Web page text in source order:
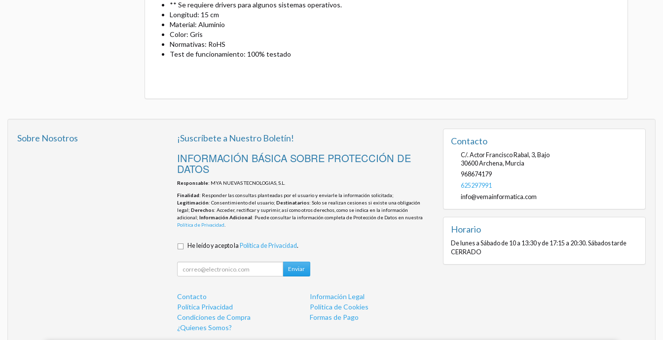
** Se requiere drivers para algunos sistemas operativos.
Longitud: 15 cm
Material: Aluminio
Color: Gris
Normativas: RoHS
Test de funcionamiento: 100% testado
Sobre Nosotros ¡Suscríbete a Nuestro Boletín!
INFORMACIÓN BÁSICA SOBRE PROTECCIÓN DE
DATOS
Responsable: MYA NUEVAS TECNOLOGIAS, S.L.
Finalidad: Responder las consultas planteadas por el usuario y enviarle la información solicitada;
Legitimación: Consentimiento del usuario; Destinatarios: Solo se realizan cesiones si existe una obligación
legal; Derechos: Acceder, rectificar y suprimir, así como otros derechos, como se indica en la información
adicional; Información Adicional: Puede consultar la información completa de Protección de Datos en nuestra
Política de Privacidad
He leído y acepto la Política de Privacidad.
Enviar
Contacto
Información Legal
Política Privacidad
Política de Cookies
Condiciones de Compra
Formas de Pago
¿Quienes Somos?
Contacto
C/. Actor Francisco Rabal, 3, Bajo
30600Archena, Murcia
968674179
625297991
info@vemainformatica.com
Horario
De lunes a Sábado de 10 a 13:30 y de 17:15 a 20:30. Sábados tarde
CERRADO